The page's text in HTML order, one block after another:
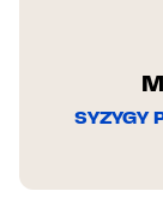
SYZYGY